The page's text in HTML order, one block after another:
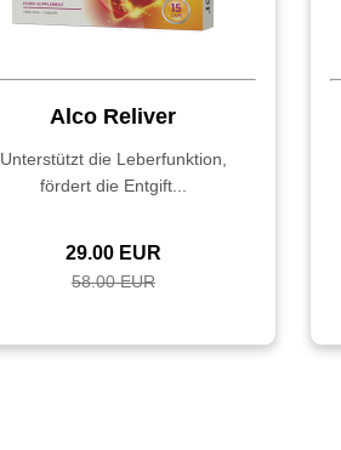
Alco Reliver
Unterstützt die Leberfunktion,
fördert die Entgift...
29.00 EUR
58.00 EUR